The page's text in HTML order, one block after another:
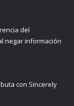
del
negar información
con Sincerely